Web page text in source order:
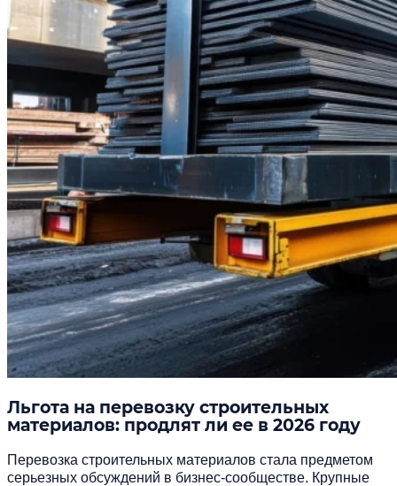
Льгота на перевозку строительных
материалов: продлят ли ее в 2026 году
Перевозка строительных материалов стала предметом
серьезных обсуждений в бизнес-сообществе. Крупные